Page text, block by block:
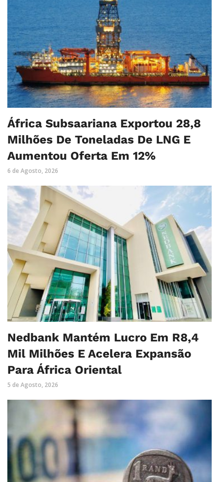
África Subsaariana Exportou 28,8
Milhões De Toneladas De LNG E
Aumentou Oferta Em 12%
6 de Agosto, 2026
Nedbank Mantém Lucro Em R8,4
Mil Milhões E Acelera Expansão
Para África Oriental
5 de Agosto, 2026